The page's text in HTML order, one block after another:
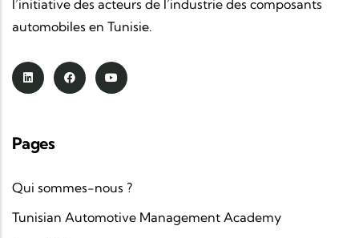
l’initiative des acteurs de l’industrie des composants
automobiles en Tunisie.
Pages
Qui sommes-nous ?
Tunisian Automotive Management Academy